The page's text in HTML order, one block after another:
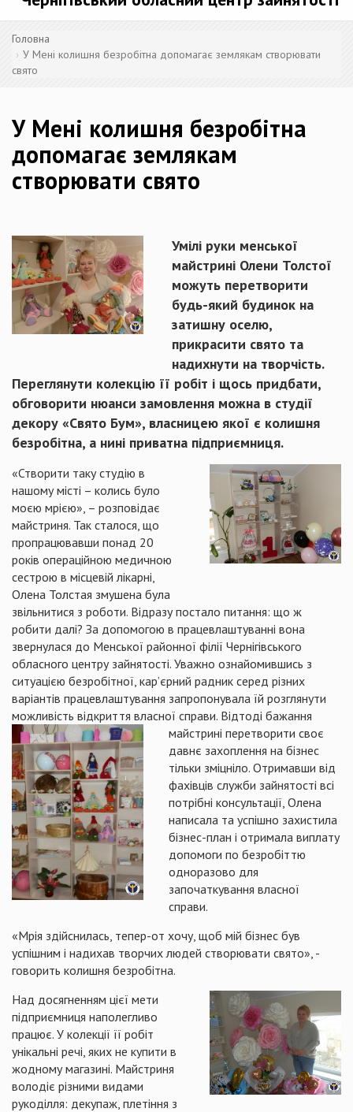
Головна
У Мені колишня безробітна допомагає землякам створювати
свято
У Мені колишня безробітна
допомагає землякам
створювати свято
Умілі руки менської
майстрині Олени Толстої
можуть перетворити
будь-який будинок на
затишну оселю,
прикрасити свято та
надихнути на творчість.
Переглянути колекцію її робіт і щось придбати,
обговорити нюанси замовлення можна в студії
декору «Свято Бум», власницею якої є колишня
безробітна, а нині приватна підприємниця.
«Створити таку студію в
нашому місті – колись було
моєю мрією», – розповідає
майстриня. Так сталося, що
пропрацювавши понад 20
років операційною медичною
сестрою в місцевій лікарні,
Олена Толстая змушена була
звільнитися з роботи. Відразу постало питання: що ж
робити далі? За допомогою в працевлаштуванні вона
звернулася до Менської районної філії Чернігівського
обласного центру зайнятості. Уважно ознайомившись з
ситуацією безробітної, кар’єрний радник серед різних
варіантів працевлаштування запропонувала їй розглянути
можливість відкриття власної справи. Відтоді бажання
майстрині перетворити своє
давнє захоплення на бізнес
тільки зміцніло. Отримавши від
фахівців служби зайнятості всі
потрібні консультації, Олена
написала та успішно захистила
бізнес-план і отримала виплату
допомоги по безробіттю
одноразово для
започаткування власної
справи.
«Мрія здійснилась, тепер-от хочу, щоб мій бізнес був
успішним і надихав творчих людей створювати свято», -
говорить колишня безробітна.
Над досягненням цієї мети
підприємниця наполегливо
працює. У колекції її робіт
унікальні речі, яких не купити в
жодному магазині. Майстриня
володіє різними видами
рукоділля: декупаж, плетіння з